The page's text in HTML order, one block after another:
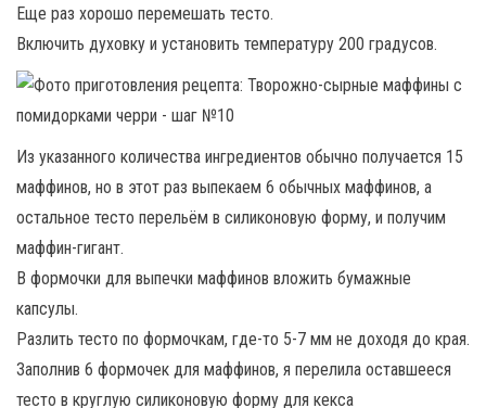
Еще раз хорошо перемешать тесто.
Включить духовку и установить температуру 200 градусов.
Из указанного количества ингредиентов обычно получается 15
маффинов, но в этот раз выпекаем 6 обычных маффинов, а
остальное тесто перельём в силиконовую форму, и получим
маффин-гигант.
В формочки для выпечки маффинов вложить бумажные
капсулы.
Разлить тесто по формочкам, где-то 5-7 мм не доходя до края.
Заполнив 6 формочек для маффинов, я перелила оставшееся
тесто в круглую силиконовую форму для кекса